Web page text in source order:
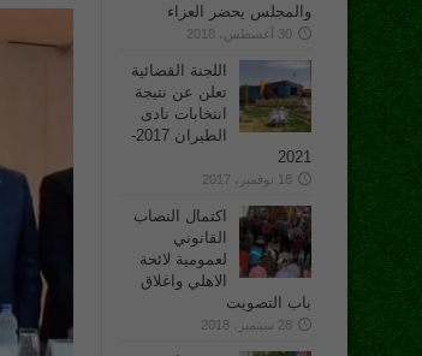
والمجلس يحضر العزاء
30 أغسطس، 2018
اللجنة القضائية
تعلن عن نتيجة
انتخابات نادى
الطيران 2017-
2021
18 نوفمبر، 2017
اكتمال النصاب
القانوني
لعمومية لائحة
الاهلي واغلاق
باب التصويت
28 سبتمبر، 2018